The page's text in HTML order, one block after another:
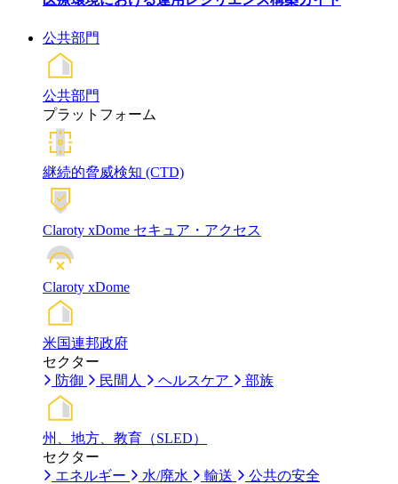
公共部門
公共部門
プラットフォーム
継続的脅威検知 (CTD)
Claroty xDome セキュア・アクセス
Claroty xDome
米国連邦政府
セクター
防御
民間人 ヘルスケア 部族
州、地方、教育（SLED）
セクター
エネルギー
水/廃水 輸送 公共の安全